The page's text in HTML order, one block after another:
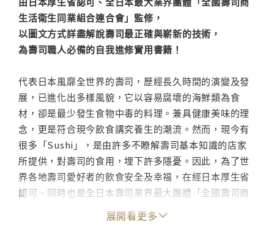
生活衛生同業組合連合會」監修，
以圖文方式詳盡解說壽司最正確與嶄新的技術，
為壽司職人必備的自我進修實用書籍！
代表日本風靡全世界的壽司，歷經長久時間的演變及發
展，已進化出多樣風貌，它以容易腐壞的海鮮類為食
材，卻是最少發生食物中毒的料理。兼具健康美味的理
念，更是符合現今飲食講究養生的潮流。然而，現今有
很多「Sushi」，是由許多不瞭解壽司基本知識的店家
所提供，對壽司的食用，埋下許多隱憂。因此，為了世
界各地壽司愛好者的飲食安全及幸福，在經日本厚生省
認可、同時也是全日本壽司業界最大團體「全國壽司商
生活衛生同業組合連合會」的監修下，藉由本書提供關
展開看更多